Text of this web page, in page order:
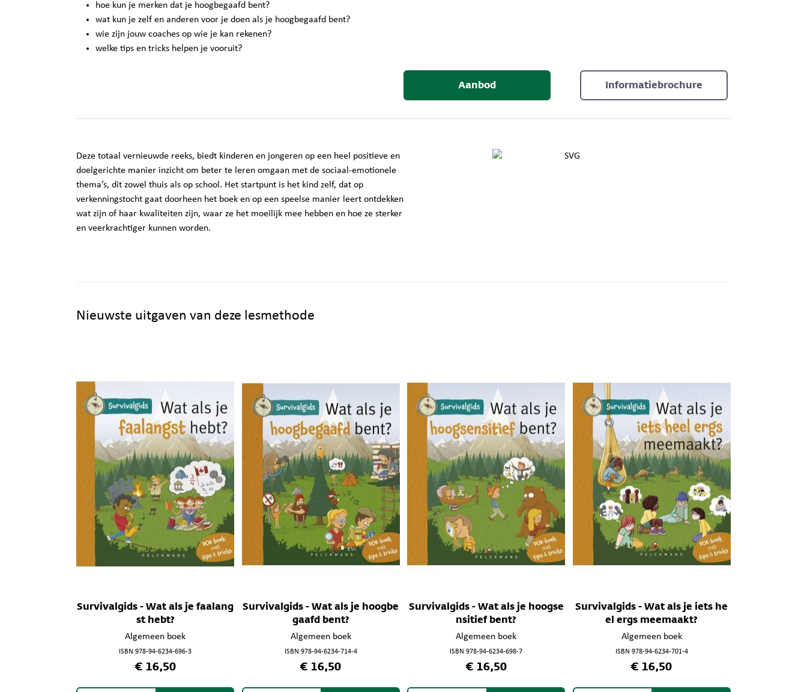
hoe kun je merken dat je hoogbegaafd bent?
wat kun je zelf en anderen voor je doen als je hoogbegaafd bent?
wie zijn jouw coaches op wie je kan rekenen?
welke tips en tricks helpen je vooruit?
Aanbod Informatiebrochure
Deze totaal vernieuwde reeks, biedt kinderen en jongeren op een heel positieve en
doelgerichte manier inzicht om beter te leren omgaan met de sociaal-emotionele
thema’s, dit zowel thuis als op school. Het startpunt is het kind zelf, dat op
verkenningstocht gaat doorheen het boek en op een speelse manier leert ontdekken
wat zijn of haar kwaliteiten zijn, waar ze het moeilijk mee hebben en hoe ze sterker
en veerkrachtiger kunnen worden.
Nieuwste uitgaven van deze lesmethode
Survivalgids - Wat als je faalang
st hebt?
Algemeen boek
ISBN 978-94-6234-696-3
€ 16,50
Survivalgids - Wat als je hoogbe
gaafd bent?
Algemeen boek
ISBN 978-94-6234-714-4
€ 16,50
Survivalgids - Wat als je hoogse
nsitief bent?
Algemeen boek
ISBN 978-94-6234-698-7
€ 16,50
Survivalgids - Wat als je iets he
el ergs meemaakt?
Algemeen boek
ISBN 978-94-6234-701-4
€ 16,50